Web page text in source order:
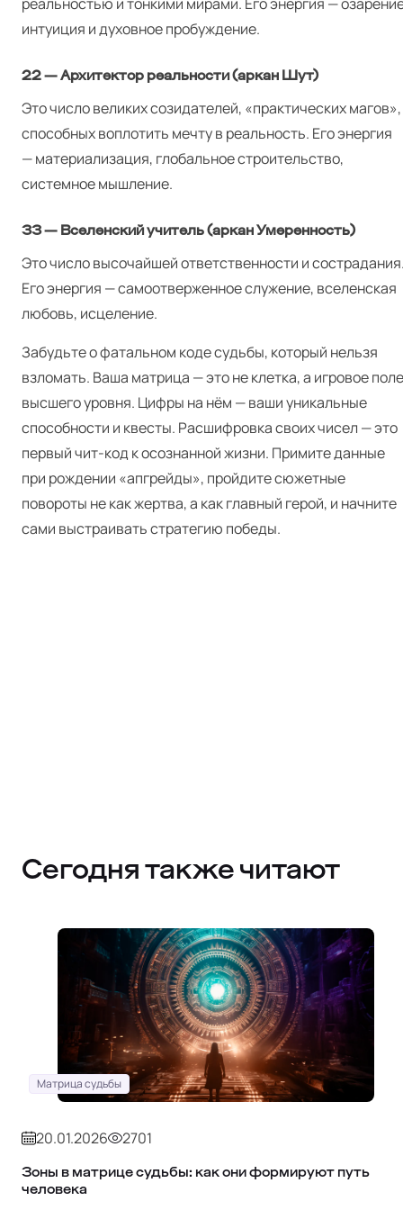
интуиция и духовное пробуждение.
22 — Архитектор реальности (аркан Шут)
Это число великих созидателей, «практических магов»,
способных воплотить мечту в реальность. Его энергия
— материализация, глобальное строительство,
системное мышление.
33 — Вселенский учитель (аркан Умеренность)
Это число высочайшей ответственности и
Его энергия — самоотверженное служение, вселенская
любовь, исцеление.
Забудьте о фатальном коде судьбы, который нельзя
взломать. Ваша матрица — это не клетка, а игровое поле
высшего уровня. Цифры на нём — ваши уникальные
способности и квесты. Расшифровка своих чисел — это
первый чит-код к осознанной жизни. Примите данные
при рождении «апгрейды», пройдите сюжетные
повороты не как жертва, а как главный герой, и начните
сами выстраивать стратегию победы.
Сегодня также читают
Матрица судьбы
20.01.2026 2701
Зоны в матрице судьбы: как они формируют путь
человека